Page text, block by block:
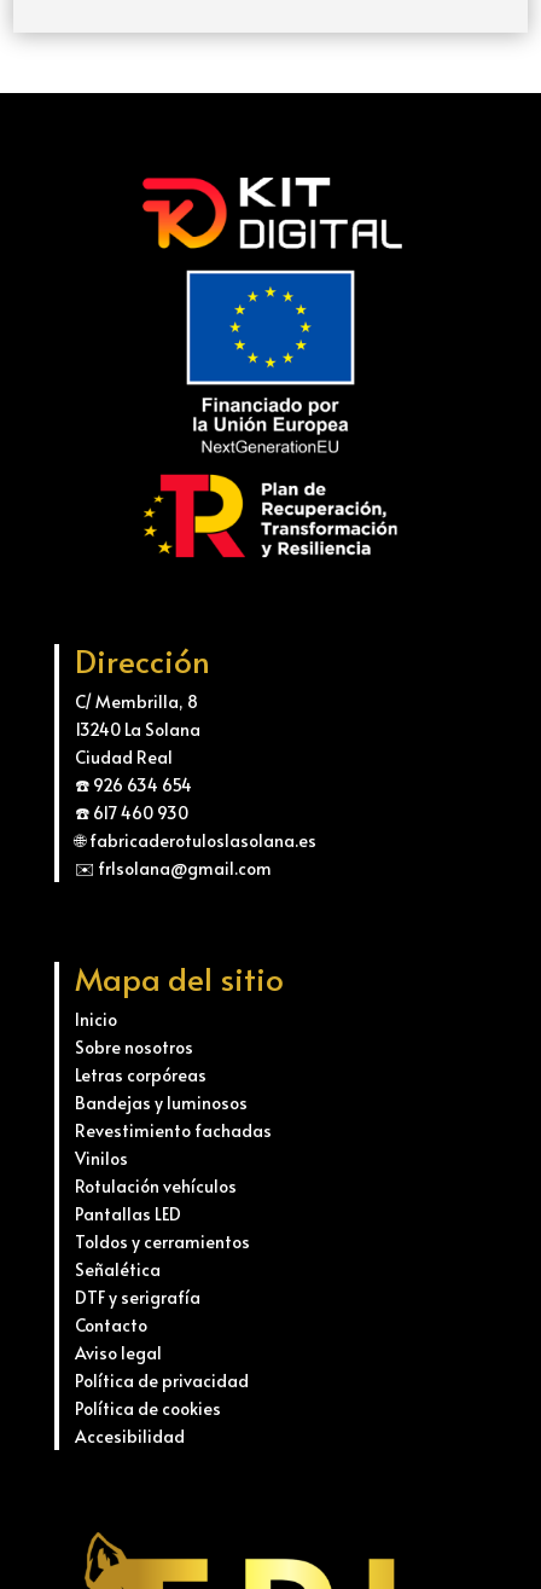
Dirección
C/ Membrilla, 8
13240 La Solana
Ciudad Real
☎️ 926 634 654
☎️ 617 460 930
🌐 fabricaderotuloslasolana.es
✉️ frlsolana@gmail.com
Mapa del sitio
Inicio
Sobre nosotros
Letras corpóreas
Bandejas y luminosos
Revestimiento fachadas
Vinilos
Rotulación vehículos
Pantallas LED
Toldos y cerramientos
Señalética
DTF y serigrafía
Contacto
Aviso legal
Política de privacidad
Política de cookies
Accesibilidad